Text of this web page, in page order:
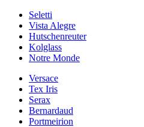
Seletti
Vista Alegre
Hutschenreuter
Kolglass
Notre Monde
Versace
Tex Iris
Serax
Bernardaud
Portmeirion